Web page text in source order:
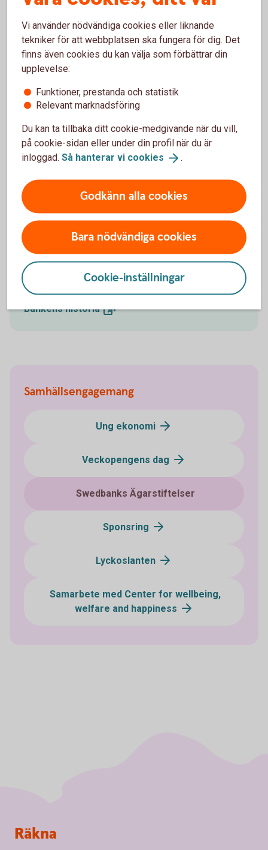
Mer information
Bankenshistoria
Samhällsengagemang
Ung ekonomi
Veckopengens dag
Swedbanks Ägarstiftelser
Sponsring
Lyckoslanten
Samarbete med Center for wellbeing,
welfare and happiness
Vi använder nödvändiga cookies eller liknande
tekniker för att webbplatsen ska fungera för dig. Det
finns även cookies du kan välja som förbättrar din
upplevelse:
Funktioner, prestanda och statistik
Relevant marknadsföring
Du kan ta tillbaka ditt cookie-medgivande när du vill,
på cookie-sidan eller under din profil när du är
inloggad. Så hanterar vi cookies .
Godkänn alla cookies
Bara nödvändiga cookies
Cookie-inställningar
Sidfot
Räkna